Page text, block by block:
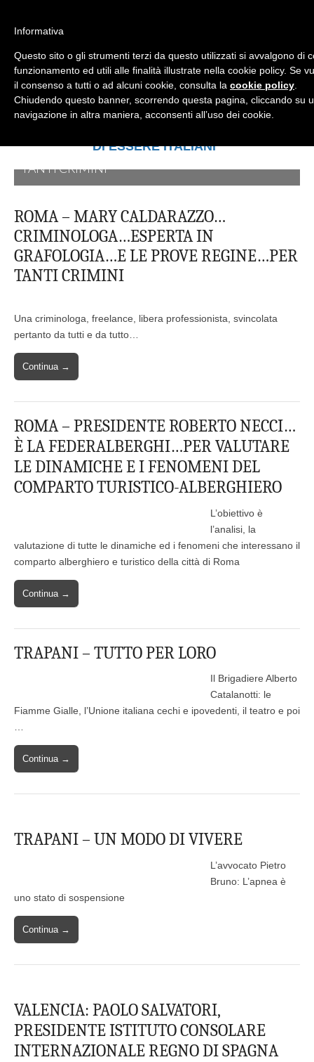
Mondo Italiano nel Mondo
LE INTERVISTE SONO AGLI ITALIANI CHE
RICOPRONO RUOLI ISTITUZIONALI, A
QUELLI CHE RAPPRESENTANO LA
SOCIETÀ E A CHI È UN "COMUNE
CITTADINO" ...
DI ESSERE ITALIANI"
ROMA - MARY
GRAFOLOGIA...E LE PROVE REGINE...PER
TANTI CRIMINI
ROMA - PRESIDENTE ROBERTO NECCI...È LA
DINAMICHE E I FENOMENI DEL COMPARTO
TURISTICO-ALBERGHIERO
TRAPANI - TUTTO PER LORO
TRAPANI - UN MODO DI VIVERE
ROMA – MARY CALDARAZZO…
CRIMINOLOGA…ESPERTA IN
GRAFOLOGIA…E LE PROVE REGINE…PER
TANTI CRIMINI
Una criminologa, freelance, libera professionista, svincolata
pertanto da tutti e da tutto…
Continua →
ROMA – PRESIDENTE ROBERTO NECCI…
È LA FEDERALBERGHI…PER VALUTARE
LE DINAMICHE E I FENOMENI DEL
COMPARTO TURISTICO-ALBERGHIERO
L’obiettivo è
l’analisi, la
valutazione di tutte le dinamiche ed i fenomeni che interessano il
comparto alberghiero e turistico della città di Roma
Continua →
TRAPANI – TUTTO PER LORO
Il Brigadiere Alberto
Catalanotti: le
Fiamme Gialle, l’Unione italiana cechi e ipovedenti, il teatro e poi
…
Continua →
TRAPANI – UN MODO DI VIVERE
L’avvocato Pietro
Bruno: L’apnea è
uno stato di sospensione
Continua →
VALENCIA: PAOLO SALVATORI,
PRESIDENTE ISTITUTO CONSOLARE
INTERNAZIONALE REGNO DI SPAGNA
Informativa
Questo sito o gli strumenti terzi da questo utilizzati si avvalgono di
funzionamento ed utili alle finalità illustrate nella cookie policy. Se
il consenso a tutti o ad alcuni cookie, consulta la cookie policy
Chiudendo questo banner, scorrendo questa pagina, cliccando su
navigazione in altra maniera, acconsenti all’uso dei cookie.